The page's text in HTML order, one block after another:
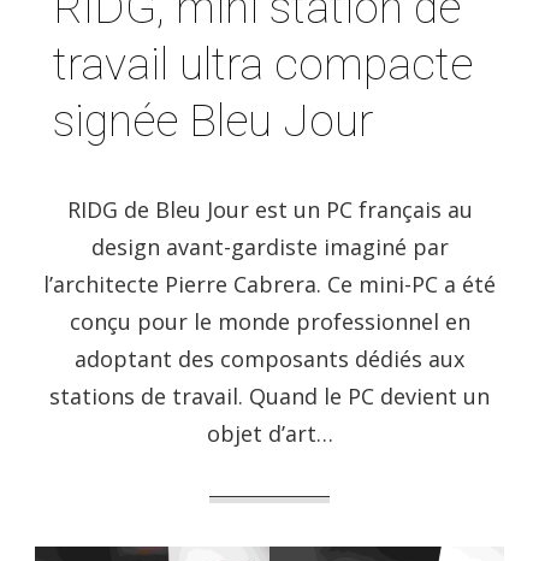
travail ultra compacte
signée Bleu Jour
RIDG de Bleu Jour est un PC français au
design avant-gardiste imaginé par
l’architecte Pierre Cabrera. Ce mini-PC a été
conçu pour le monde professionnel en
adoptant des composants dédiés aux
stations de travail. Quand le PC devient un
objet d’art…